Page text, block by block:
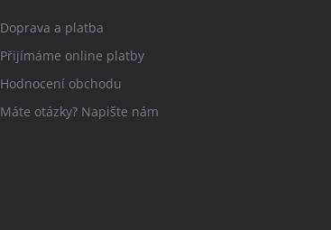
Doprava a platba
Přijímáme online platby
Hodnocení obchodu
Máte otázky? Napište nám